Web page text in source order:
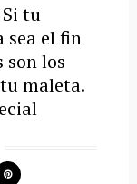
tu
sea el fin
son los
maleta.